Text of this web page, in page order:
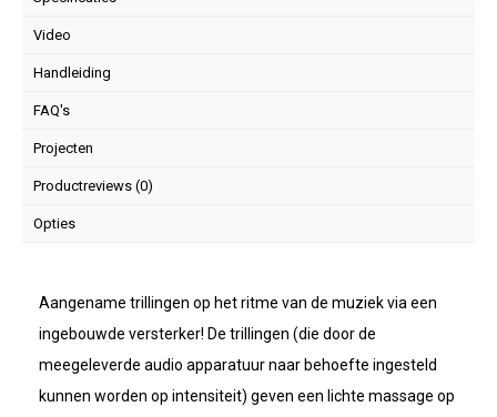
Video
Handleiding
FAQ's
Projecten
Productreviews (0)
Opties
Aangename trillingen op het ritme van de muziek via een
ingebouwde versterker! De trillingen (die door de
meegeleverde audio apparatuur naar behoefte ingesteld
kunnen worden op intensiteit) geven een lichte massage op